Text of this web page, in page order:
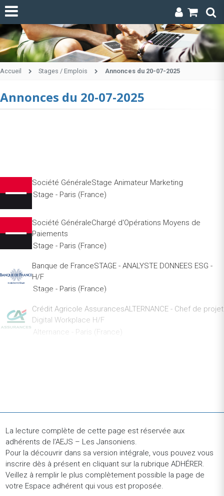
Accueil Stages / Emplois Annonces du 20-07-2025
La lecture complète de cette page est réservée aux
adhérents de l’AEJS – Les Jansoniens.
Pour la découvrir dans sa version intégrale, vous pouvez vous
inscrire dès à présent en cliquant sur la rubrique ADHÉRER.
Veillez à remplir le plus complètement possible la page de
votre Espace adhérent qui vous est proposée.
Annonces du 20-07-2025
Société GénéraleStage Animateur Marketing
Stage - Paris (France)
Société GénéraleChargé d'Opérations Moyens de
Paiements
Stage - Paris (France)
Banque de FranceSTAGE - ANALYSTE DONNEES ESG -
H/F
Stage - Paris (France)
Crédit Agricole AssurancesALTERNANCE - Chef de projet
Digital Workplace H/F
Alternance - Paris (France)
Compagnie des AlpesEt si vous étiez notre prochain
ALTERNANT CHARGÉ(E) DE DÉVELOPPEMENT RH - H/F
Alternance - Paris (France)
Axa Group OperationsAPPRENTISSAGE - Digital
Sustainability F/H